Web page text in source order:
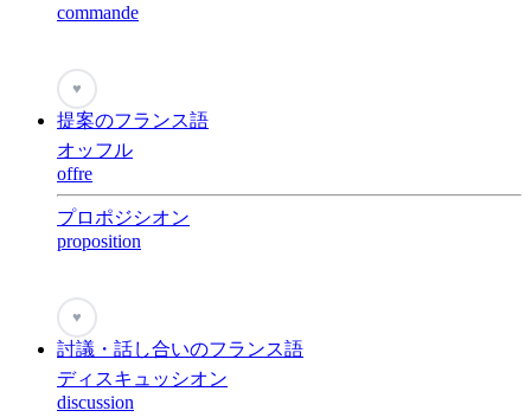
commande
♥
提案のフランス語
オッフル
offre
プロポジシオン
proposition
♥
討議・話し合いのフランス語
ディスキュッシオン
discussion